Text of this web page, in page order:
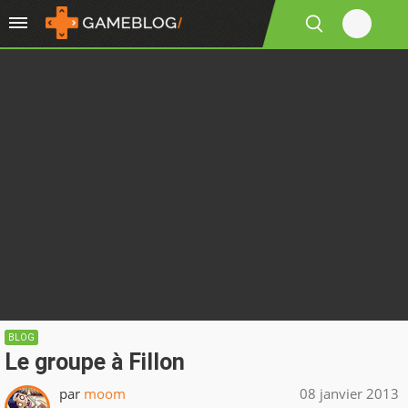
BLOG
Le groupe à Fillon
par moom 08 janvier 2013